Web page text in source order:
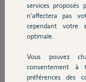
Autres produits
Devis avec un pro
sans barre palpeuse ?
Merci d'avance,
Joris B.
services proposés
n’affectera pas
cependant votre
optimale.
Vous pouvez
consentement
préférences des